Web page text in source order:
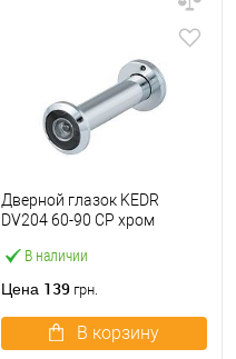
В наличии
Дверной глазок KEDR
DV204 60-90 CP хром
Цена 139 грн.
В корзину